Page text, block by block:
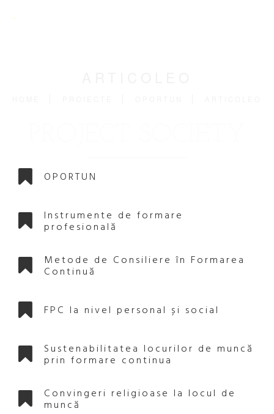
OPORTUN
Instrumente de formare
profesională
Metode de Consiliere în Formarea
Continuă
FPC la nivel personal și social
Sustenabilitatea locurilor de muncă
prin formare continua
Convingeri religioase la locul de
muncă